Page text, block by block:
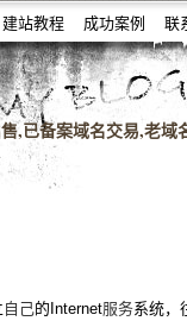
建站教程 成功案例 联
域名购买,老域名交易,
,已备案域名交易,老
自己的Internet服务系统，